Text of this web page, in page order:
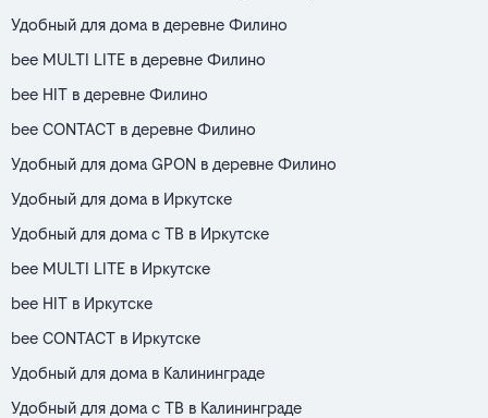
Удобный для дома в деревне Филино
bee MULTI LITE в деревне Филино
bee HIT в деревне Филино
bee CONTACT в деревне Филино
Удобный для дома GPON в деревне Филино
Удобный для дома в Иркутске
Удобный для дома с ТВ в Иркутске
bee MULTI LITE в Иркутске
bee HIT в Иркутске
bee CONTACT в Иркутске
Удобный для дома в Калининграде
Удобный для дома с ТВ в Калининграде